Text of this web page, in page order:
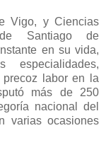
Vigo, y Ciencias
Santiago de
en su vida,
labor en la
más de 250
nacional del
varias ocasiones